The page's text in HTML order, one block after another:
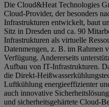
Die Cloud&Heat Technologies
Cloud-Provider, der besonders
Infrastrukturen entwickelt, baut
Sitz in Dresden und ca. 90
Infrastrukturen als virtuelle
Datenmengen, z. B. im Rahmen
Verfügung. Andererseits
Aufbau von IT-Infrastrukturen.
die Direkt-
Luftkühlung energieeffizienter
auch innovative
und sicherheitsgehärtete Cloud-